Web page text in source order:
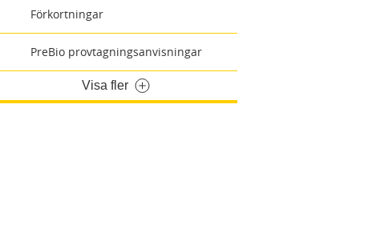
Förkortningar
PreBio provtagningsanvisningar
Visa fler